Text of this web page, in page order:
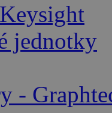
jednotky
-